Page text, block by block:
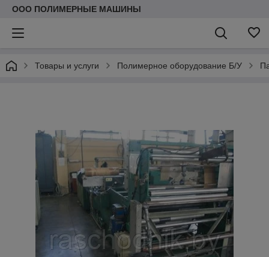
ООО ПОЛИМЕРНЫЕ МАШИНЫ
Товары и услуги Полимерное оборудование Б/У